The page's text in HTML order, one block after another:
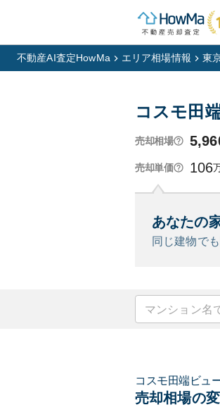
不動産AI査定HowMa エリア相場情報 東
コスモ田
売却相場
売却単価 106
あなたの
同じ建物で
コスモ田端ビュ
売却相場の